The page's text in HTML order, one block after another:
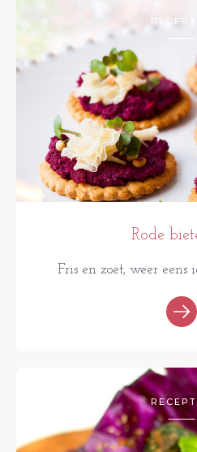
Rode
Fris en zoet, weer eens